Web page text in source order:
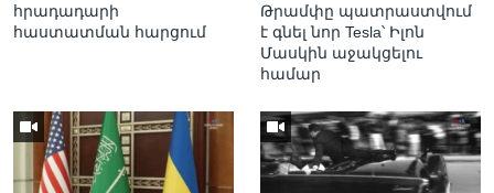
հրադադարի
հաստատման հարցում
Թրամփը պատրաստվում
է գնել նոր Tesla՝ Իլոն
Մասկին աջակցելու
համար